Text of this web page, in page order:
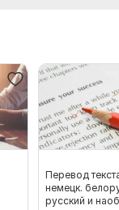
Перевод
немецк.
русский и